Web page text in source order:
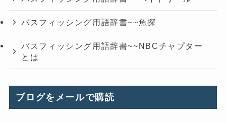
バスフィッシング用語辞書~~魚探
バスフィッシング用語辞書~~NBCチャプター
とは
ブログをメールで購読